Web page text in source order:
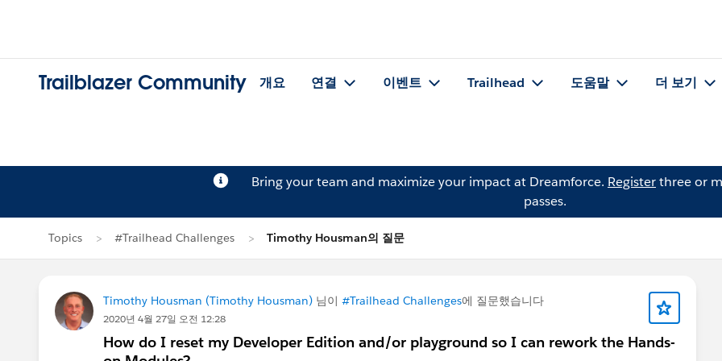
Trailblazer Community 개요 연결 이벤트 Trailhead 도움말 더 보기
Bring your team and maximize your impact at Dreamforce. Registerthree or
passes.
Topics #Trailhead Challenges Timothy Housman의 질문
Timothy Housman (Timothy Housman) 님이 #Trailhead Challenges에 질문했습니다
2020년 4월 27일 오전 12:28
How do I reset my Developer Edition and/or playground so I can rework the Hands-